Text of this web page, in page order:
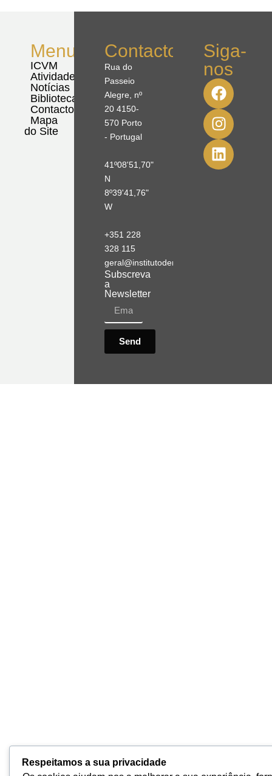
Menu
ICVM
Atividades
Notícias
Biblioteca
Contactos
Mapa
do Site
Contactos
Rua do
Passeio
Alegre, nº
20 4150-
570 Porto
- Portugal
41º08'51,70"
N
8º39'41,76"
W
+351 228
328 115
geral@institutodemobilidade.org
Subscreva
a
Newsletter
Send
Siga-
nos
Respeitamos a sua privacidade